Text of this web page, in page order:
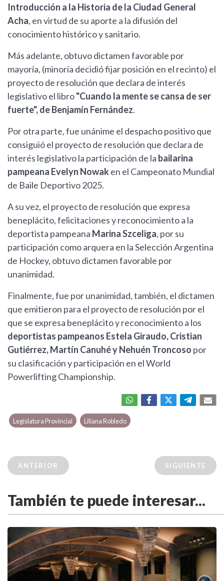
Introducción a la Historia de la Ciudad General
Acha, en virtud de su aporte a la difusión del
conocimiento histórico y sanitario.
Más adelante, obtuvo dictamen favorable por
mayoría, (minoría decidió fijar posición en el recinto) el
proyecto de resolución que declara de interés
legislativo el libro"Cuando la mente se cansa de ser
fuerte", de Benjamín Fernández.
Por otra parte, fue unánime el despacho positivo que
consiguió el proyecto de resolución que declara de
interés legislativo la participación de la bailarina
pampeana Evelyn Nowaken el Campeonato Mundial
de Baile Deportivo 2025.
A su vez, el proyecto de resolución que expresa
beneplácito, felicitaciones y reconocimiento a la
deportista pampeana Marina Szceliga, por su
participación como arquera en la Selección Argentina
de Hockey, obtuvo dictamen favorable por
unanimidad.
Finalmente, fue por unanimidad, también, el dictamen
que emitieron para el proyecto de resolución por el
que se expresa beneplácito y reconocimiento a los
deportistas pampeanos Estela Giraudo, Cristian
Gutiérrez, Martín Canuhé y Nehuén Troncoso por
su clasificación y participación en el World
Powerlifting Championship.
Legislatura Provincial Liliana Robledo
ANTERIOR SIGUIENTE
También te puede interesar...